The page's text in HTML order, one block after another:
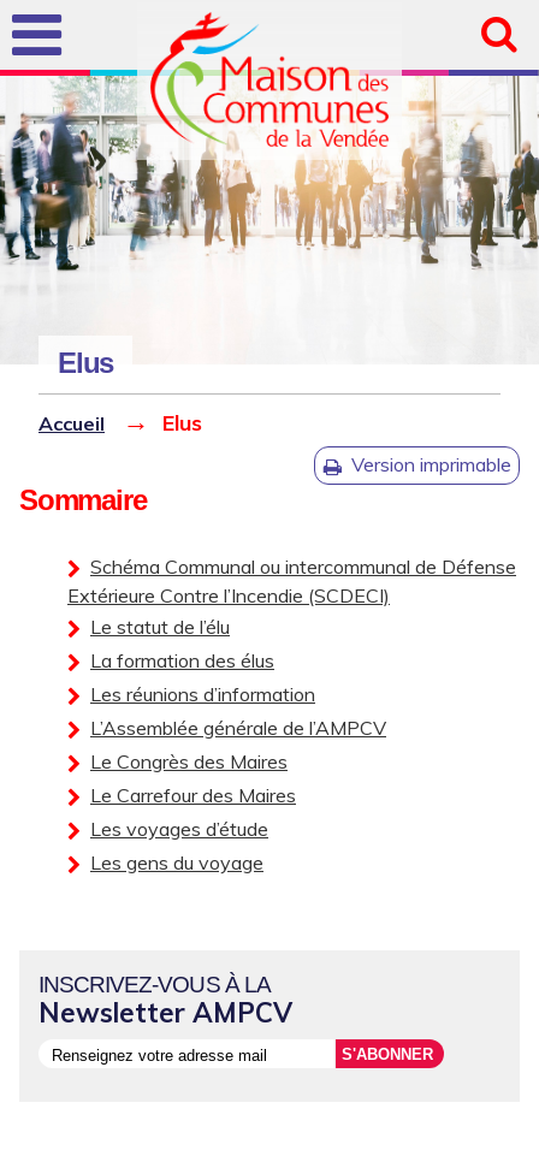
Aller au
contenu
principal
Elus
Vous êtes ici
Version imprimable
Sommaire
Schéma Communal ou intercommunal de Défense
Extérieure Contre l’Incendie (SCDECI)
Le statut de l’élu
La formation des élus
Les réunions d’information
L’Assemblée générale de l’AMPCV
Le Congrès des Maires
Le Carrefour des Maires
Les voyages d’étude
Les gens du voyage
INSCRIVEZ-VOUS À LA
Newsletter AMPCV